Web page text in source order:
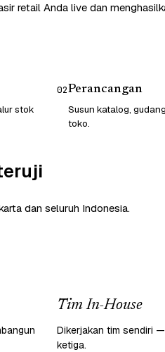
retail Anda live dan
stok
02Perancangan
Susun katalog,
toko.
dan seluruh Indonesia.
Tim In-House
Dikerjakan tim sendiri
ketiga.